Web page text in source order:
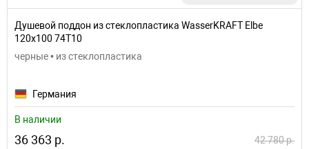
Душевой поддон из стеклопластика WasserKRAFT Elbe
120x100 74T10
черные • из стеклопластика
Германия
В наличии
36 363 р. 42 780 р.